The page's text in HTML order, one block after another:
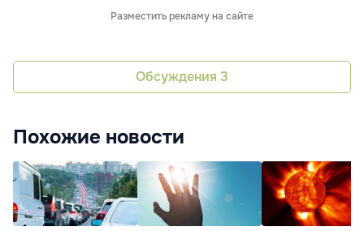
Разместить рекламу на сайте
Обсуждения 3
Похожие новости